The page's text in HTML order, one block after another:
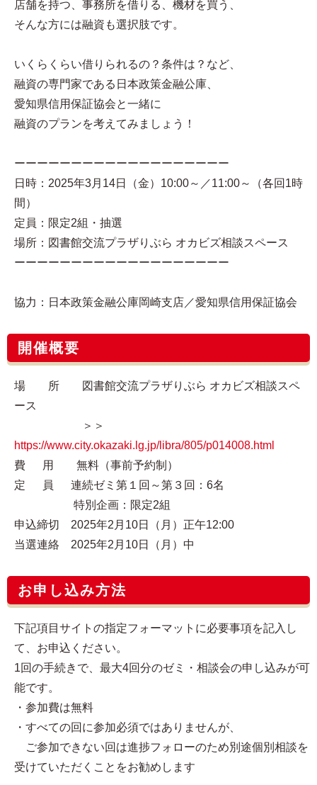
店舗を持つ、事務所を借りる、機材を買う、
そんな方には融資も選択肢です。
いくらくらい借りられるの？条件は？など、
融資の専門家である日本政策金融公庫、
愛知県信用保証協会と一緒に
融資のプランを考えてみましょう！
ーーーーーーーーーーーーーーーーーーー
日時：2025年3月14日（金）10:00～／11:00～（各回1時
間）
定員：限定2組・抽選
場所：図書館交流プラザりぶら オカビズ相談スペース
ーーーーーーーーーーーーーーーーーーー
協力：日本政策金融公庫岡崎支店／愛知県信用保証協会
開催概要
場 所 図書館交流プラザりぶら オカビズ相談スペ
ース
＞＞
https://www.city.okazaki.lg.jp/libra/805/p014008.html
費 用 無料（事前予約制）
定 員 連続ゼミ第１回～第３回：6名
特別企画：限定2組
申込締切 2025年2月10日（月）正午12:00
当選連絡 2025年2月10日（月）中
お申し込み方法
下記項目サイトの指定フォーマットに必要事項を記入し
て、お申込ください。
1回の手続きで、最大4回分のゼミ・相談会の申し込みが可
能です。
・参加費は無料
・すべての回に参加必須ではありませんが、
ご参加できない回は進捗フォローのため別途個別相談を
受けていただくことをお勧めします